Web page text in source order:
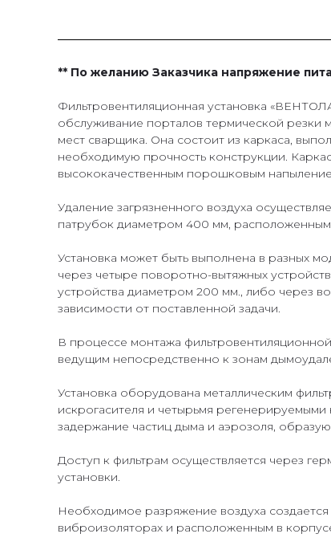
** По желанию Заказчика напряжение
Фильтровентиляционная установка
обслуживание порталов термической резки
мест сварщика. Она состоит из каркаса,
необходимую прочность конструкции.
высококачественным порошковым
Удаление загрязненного воздуха
патрубок диаметром 400 мм, расположенным
Установка может быть выполнена в разных
через четыре поворотно-вытяжных
устройства диаметром 200 мм., либо через
зависимости от поставленной задачи.
В процессе монтажа
ведущим непосредственно к зонам
Установка оборудована металлическим
искрогасителя и четырьмя
задержание частиц дыма и аэрозоля,
Доступ к фильтрам осуществляется через
установки.
Необходимое разряжение воздуха
виброизоляторах и расположенным в